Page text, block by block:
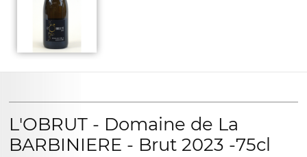
L'OBRUT - Domaine de La
BARBINIERE - Brut 2023 -75cl